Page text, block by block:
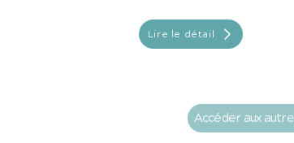
Lire le détail
Accéder aux